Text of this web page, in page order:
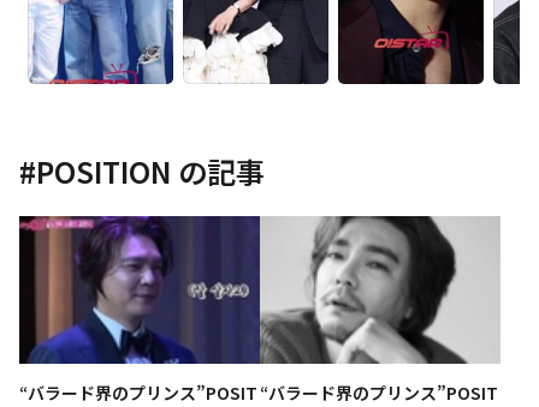
#POSITION の記事
“バラード界のプリンス”POSIT “バラード界のプリンス”POSIT